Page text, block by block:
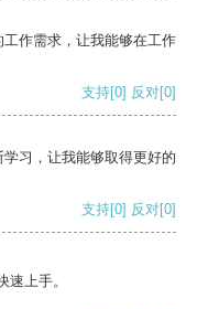
作需求，让我能够在工作
支持[0] 反对[0]
习，让我能够取得更好的
支持[0] 反对[0]
上手。